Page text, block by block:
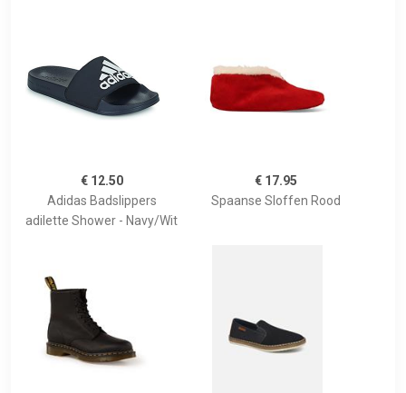
€ 12.50
Adidas Badslippers
adilette Shower - Navy/Wit
€ 17.95
Spaanse Sloffen Rood